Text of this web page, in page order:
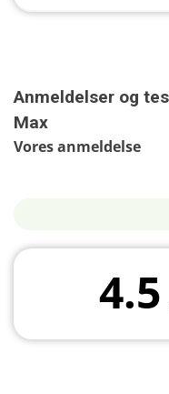
Anmeldelser og
Max
Vores anmeldelse
4.5